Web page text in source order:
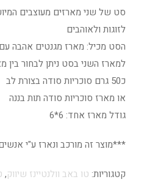
סט של שני מארזים מעוצבים
לזוגות ולאוהבים
הסט מכיל: מארז מגנטים אהבה
למארז השני בסט ניתן לבחור בין
כ50 גרם סוכריות סודה בצורת לב
או מארז סוכריות סודה תות בננה
גודל מארז אחד: 6*6
***מוצר זה מורכב ונארז ע"י
קטגוריות: טו באב וולנטיינז שיווק,